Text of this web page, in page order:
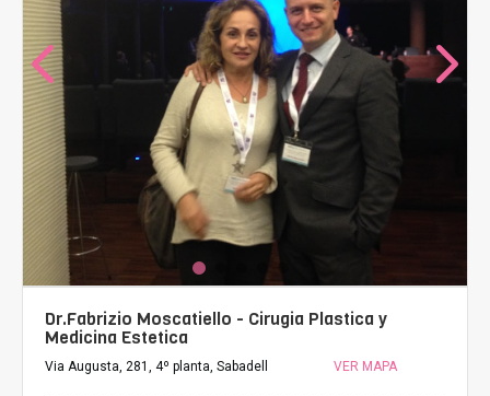
Dr.Fabrizio Moscatiello - Cirugia Plastica y
Medicina Estetica
Via Augusta, 281, 4º planta, Sabadell VER MAPA